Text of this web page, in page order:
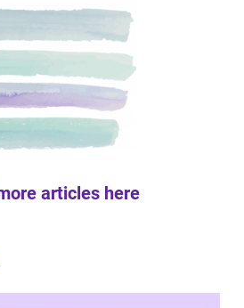
articles here